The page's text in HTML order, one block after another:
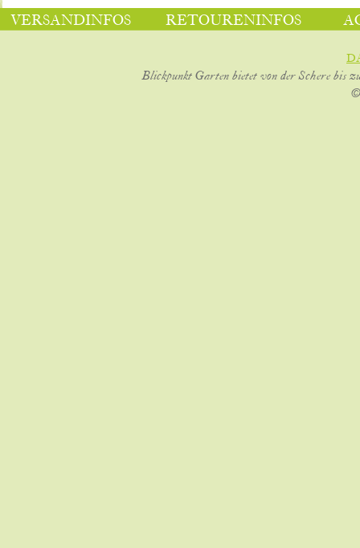
VERSANDINFOS RETOURENINFOS
Blickpunkt Garten bietet von der Schere bis